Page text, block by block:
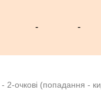
- -
- 2-очкові (попадання -